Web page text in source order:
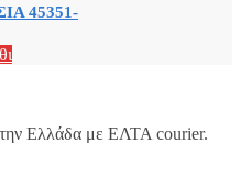
45351-
Ελλάδα με ΕΛΤΑ courier.